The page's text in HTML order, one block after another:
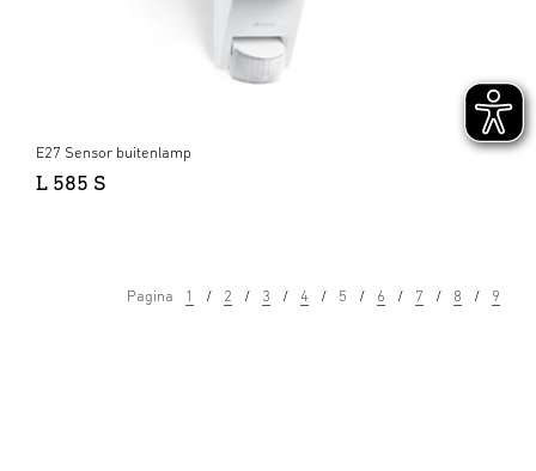
E27 Sensor buitenlamp
L 585 S
Pagina 1 2 3 4 5 6 7 8 9